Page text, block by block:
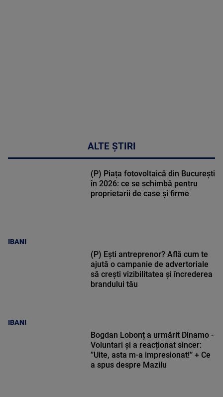
ALTE ȘTIRI
IBANI
(P) Piața fotovoltaică din București
în 2026: ce se schimbă pentru
proprietarii de case și firme
IBANI
(P) Ești antreprenor? Află cum te
ajută o campanie de advertoriale
să crești vizibilitatea și încrederea
brandului tău
Bogdan Lobonț a urmărit Dinamo -
Voluntari și a reacționat sincer:
”Uite, asta m-a impresionat!” + Ce
a spus despre Mazilu